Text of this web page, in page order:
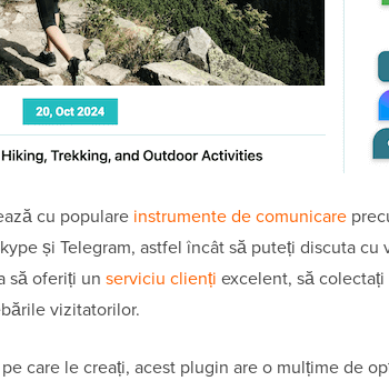
cu populare instrumente de comunicare
și Telegram, astfel încât să puteți discuta
să oferiți un serviciu clienți excelent, să
vizitatorilor.
care le creați, acest plugin are o mulțime de